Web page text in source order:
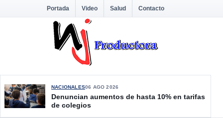
Portada Video Salud Contacto
NACIONALES06 AGO 2026
Denuncian aumentos de hasta 10% en tarifas
de colegios